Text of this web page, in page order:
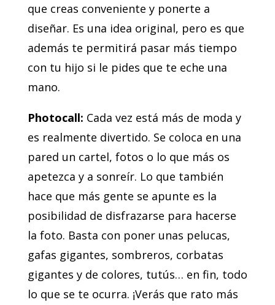
que creas conveniente y ponerte a
diseñar. Es una idea original, pero es que
además te permitirá pasar más tiempo
con tu hijo si le pides que te eche una
mano.
Photocall: Cada vez está más de moda y
es realmente divertido. Se coloca en una
pared un cartel, fotos o lo que más os
apetezca y a sonreír. Lo que también
hace que más gente se apunte es la
posibilidad de disfrazarse para hacerse
la foto. Basta con poner unas pelucas,
gafas gigantes, sombreros, corbatas
gigantes y de colores, tutús… en fin, todo
lo que se te ocurra. ¡Verás que rato más